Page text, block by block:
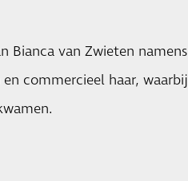
Bianca van Zwieten namens
commercieel haar, waarbij